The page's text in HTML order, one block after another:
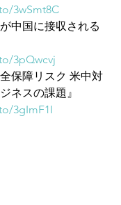
3wSmt8C
中国に接収される
3pQwcvj
保障リスク 米中対
ネスの課題』
3gImF1I